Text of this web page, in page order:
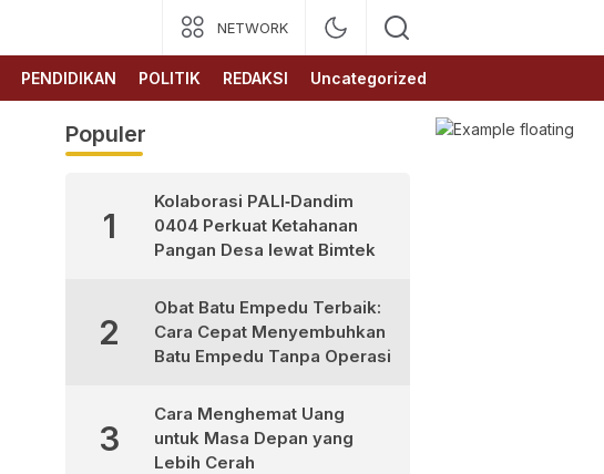
NETWORK
PENDIDIKAN POLITIK REDAKSI Uncategorized
Populer
1
Kolaborasi PALI‑Dandim
0404 Perkuat Ketahanan
Pangan Desa lewat Bimtek
2
Obat Batu Empedu Terbaik:
Cara Cepat Menyembuhkan
Batu Empedu Tanpa Operasi
3
Cara Menghemat Uang
untuk Masa Depan yang
Lebih Cerah